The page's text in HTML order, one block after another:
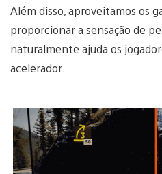
Além disso, aproveitamos os
proporcionar a sensação de
naturalmente ajuda os
acelerador.